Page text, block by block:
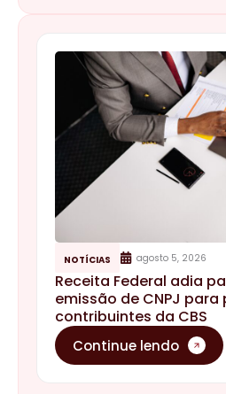
NOTÍCIAS agosto 5, 2026
Receita Federal adia
emissão de CNPJ
contribuintes da CBS
Continue lendo